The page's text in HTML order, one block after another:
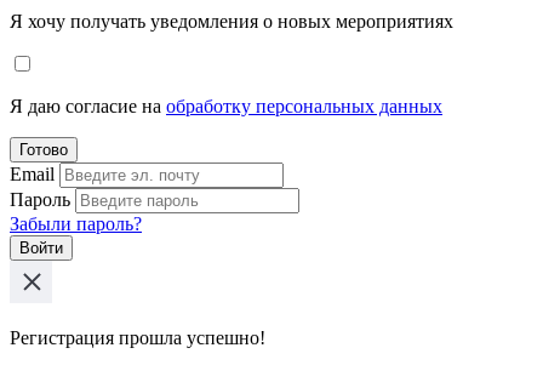
Я хочу получать уведомления о новых мероприятиях
Я даю согласие на обработку персональных данных
Готово
Email
Пароль
Забыли пароль?
Войти
Регистрация прошла успешно!